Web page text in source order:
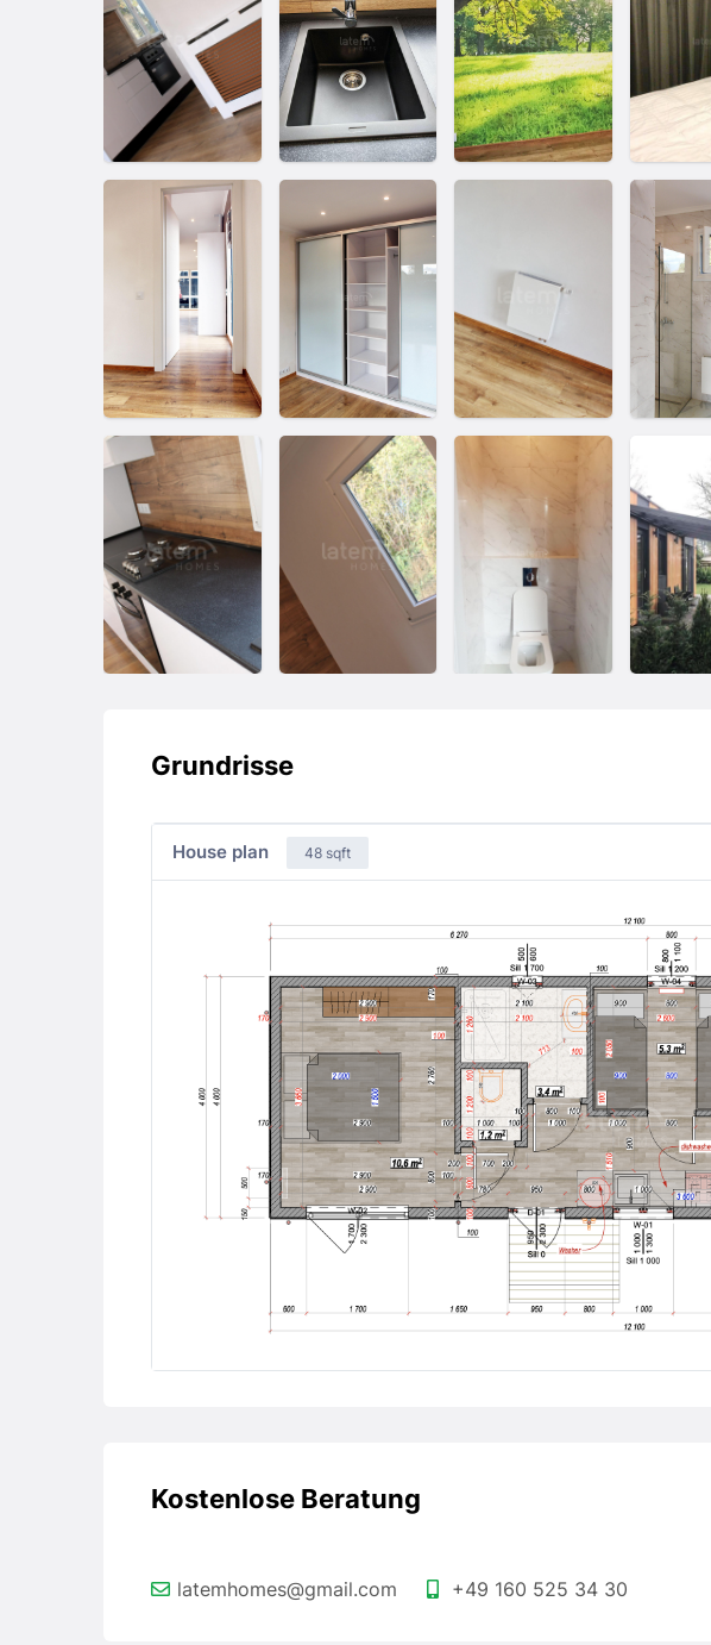
Grundrisse
House plan 48 sqft
Kostenlose Beratung
latemhomes@gmail.com +49 160 525 34 30